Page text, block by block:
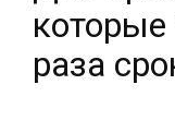
раза